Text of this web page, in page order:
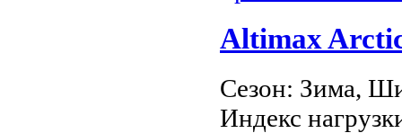
Altimax
Сезон: Зима,
Индекс